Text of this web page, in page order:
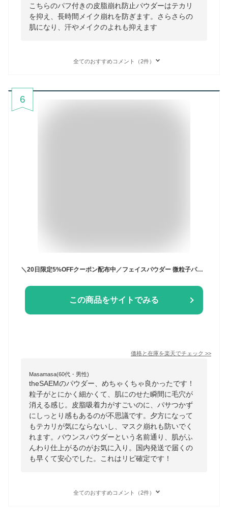
こちらのパフ付きの皮脂崩れ防止パウダーはテカリ
を抑え、長時間メイク崩れを防ぎます。さらさらの
肌になり、汗やメイクのよれも抑えます
全てのおすすめコメント（2件）
6
＼20日限定5%OFFクーポン配布中／フェイスパウダー 微粒子パウダー 皮脂吸着【公式】ザセム エコソウル バウンス パウダー theSAEM/正規輸入品/国内発送
この商品をサイトでみる
価格と在庫を楽天でチェック >>
Masamasa(60代・男性)
theSAEMのパウダー、めちゃくちゃ良かったです！
粒子がとにかく細かくて、肌にのせた瞬間に毛穴が
消える感じ。皮脂吸着力がすごいのに、パサつかず
にしっとり感もあるのが不思議です。夕方になって
もテカリが気にならないし、マスク崩れも防いでく
れます。バウンスパウダーという名前通り、肌がふ
んわり仕上がるのがお気に入り。国内発送で届くの
も早くて安心でした。これはリピ確定です！
全てのおすすめコメント（2件）